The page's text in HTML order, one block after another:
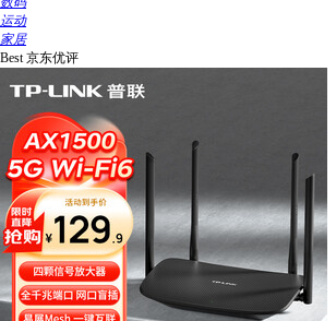
运动
家居
Best 京东优评